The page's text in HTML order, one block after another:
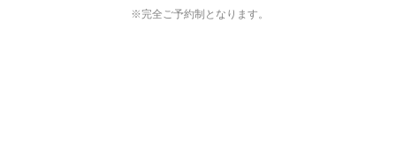
※完全ご予約制となります。